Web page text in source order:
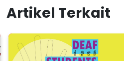
Artikel Terkait